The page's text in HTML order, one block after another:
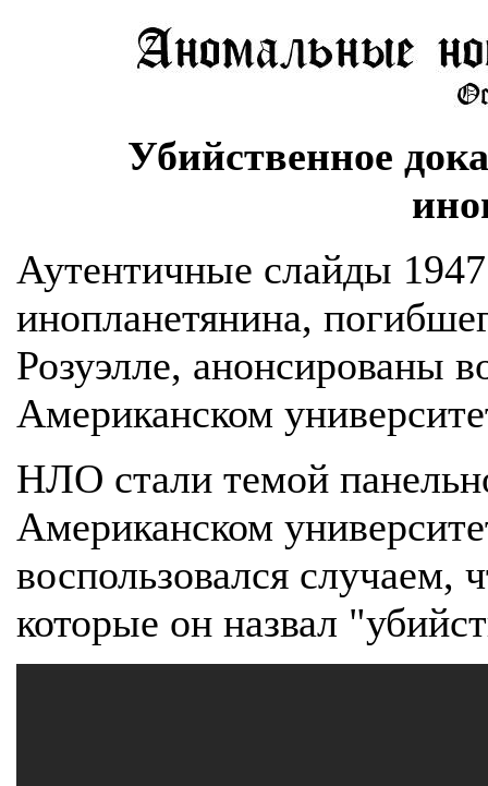
Убийственное
Аутентичные слайды
инопланетянина,
Розуэлле, анонсированы
Американском
НЛО стали темой
Американском
воспользовался случаем,
которые он назвал